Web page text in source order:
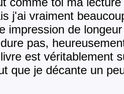
j'ai vraiment
impression de
pas,
est véritablement
que je décante un